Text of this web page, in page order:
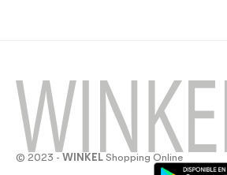
© 2023 - WINKEL Shopping Online